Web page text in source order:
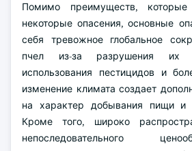
Помимо преимуществ,
некоторые опасения, основные
себя тревожное глобальное
пчел из-за разрушения их
использования пестицидов и
изменение климата создает
на характер добывания пищи и
Кроме того, широко
непоследовательного